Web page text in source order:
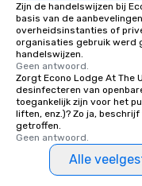
Zijn de handelswijzen bij
basis van de
overheidsinstanties of
organisaties gebruik werd
handelswijzen.
Geen antwoord.
Zorgt Econo Lodge At The
desinfecteren van
toegankelijk zijn voor het
liften, enz.)? Zo ja,
getroffen.
Geen antwoord.
Alle